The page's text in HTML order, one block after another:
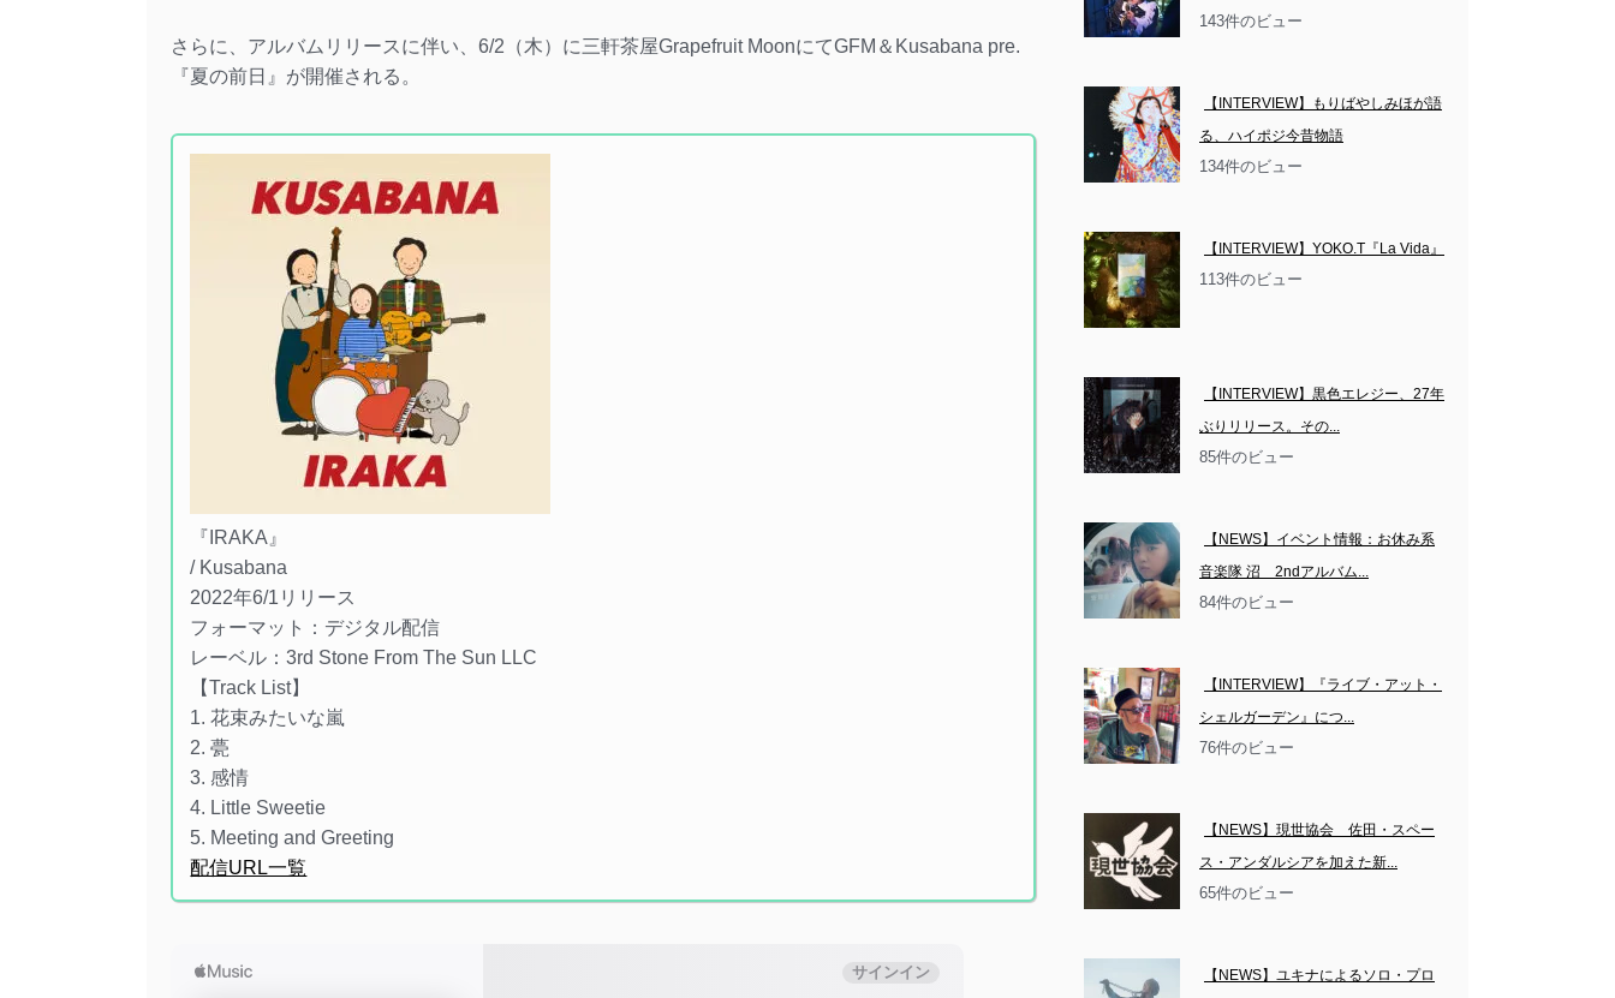
さらに、アルバムリリースに伴い、6/2（木）に三軒茶屋Grapefruit MoonにてGFM＆Kusabana pre.
『夏の前日』が開催される。
『IRAKA』
/ Kusabana
2022年6/1リリース
フォーマット：デジタル配信
レーベル：3rd Stone From The Sun LLC
【Track List】
1. 花束みたいな嵐
2. 甍
3. 感情
4. Little Sweetie
5. Meeting and Greeting
配信URL一覧
143件のビュー
【INTERVIEW】もりばやしみほが語
る、ハイポジ今昔物語
134件のビュー
【INTERVIEW】YOKO.T『La Vida』
113件のビュー
【INTERVIEW】黒色エレジー、27年
ぶりリリース。その...
85件のビュー
【NEWS】イベント情報：お休み系
音楽隊 沼　2ndアルバム...
84件のビュー
【INTERVIEW】『ライブ・アット・
シェルガーデン』につ...
76件のビュー
【NEWS】現世協会　佐田・スペー
ス・アンダルシアを加えた新...
65件のビュー
【NEWS】ユキナによるソロ・プロ